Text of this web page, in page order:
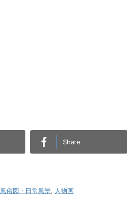
Share
風俗図・日常風景 人物画